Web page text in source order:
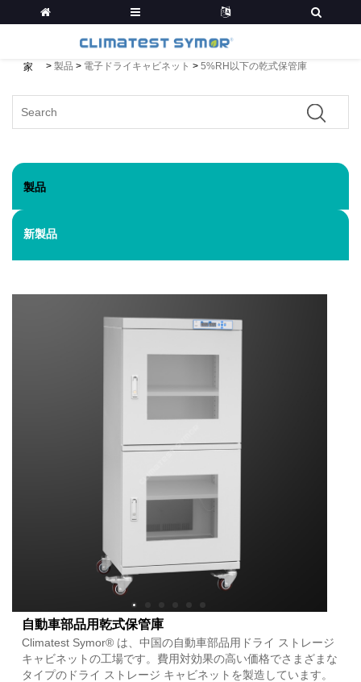
家 > 製品 > 電子ドライキャビネット > 5%RH以下の乾式保管庫
製品
新製品
自動車部品用乾式保管庫
Climatest Symor® は、中国の自動車部品用ドライ ストレージ
キャビネットの工場です。費用対効果の高い価格でさまざまな
タイプのドライ ストレージ キャビネットを製造しています。